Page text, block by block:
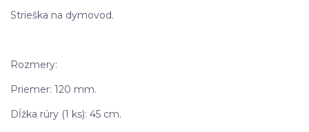
Strieška na dymovod.
Rozmery:
Priemer: 120 mm.
Dĺžka rúry (1 ks): 45 cm.